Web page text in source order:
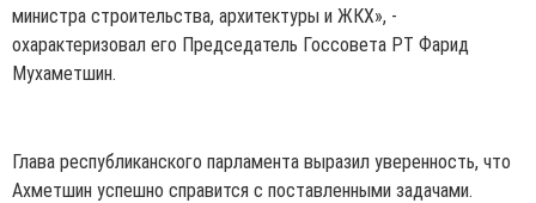
министра строительства, архитектуры и ЖКХ», -
охарактеризовал его Председатель Госсовета РТ Фарид
Мухаметшин.
Глава республиканского парламента выразил уверенность, что
Ахметшин успешно справится с поставленными задачами.